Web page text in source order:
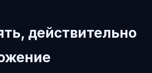
действительно